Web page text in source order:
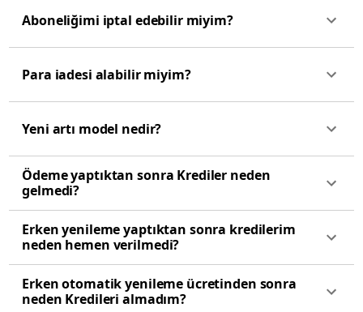
Aboneliğimi iptal edebilir miyim?
Para iadesi alabilir miyim?
Yeni artı model nedir?
Ödeme yaptıktan sonra Krediler neden
gelmedi?
Erken yenileme yaptıktan sonra kredilerim
neden hemen verilmedi?
Erken otomatik yenileme ücretinden sonra
neden Kredileri almadım?